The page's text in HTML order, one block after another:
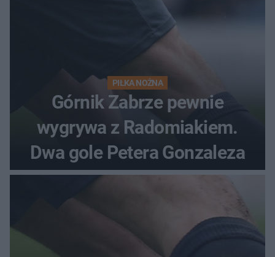
PIŁKA NOŻNA
Górnik Zabrze pewnie
wygrywa z Radomiakiem.
Dwa gole Petera Gonzaleza